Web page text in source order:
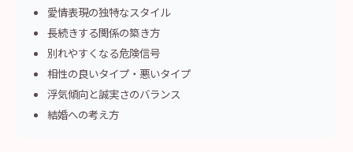
愛情表現の独特なスタイル
長続きする関係の築き方
別れやすくなる危険信号
相性の良いタイプ・悪いタイプ
浮気傾向と誠実さのバランス
結婚への考え方